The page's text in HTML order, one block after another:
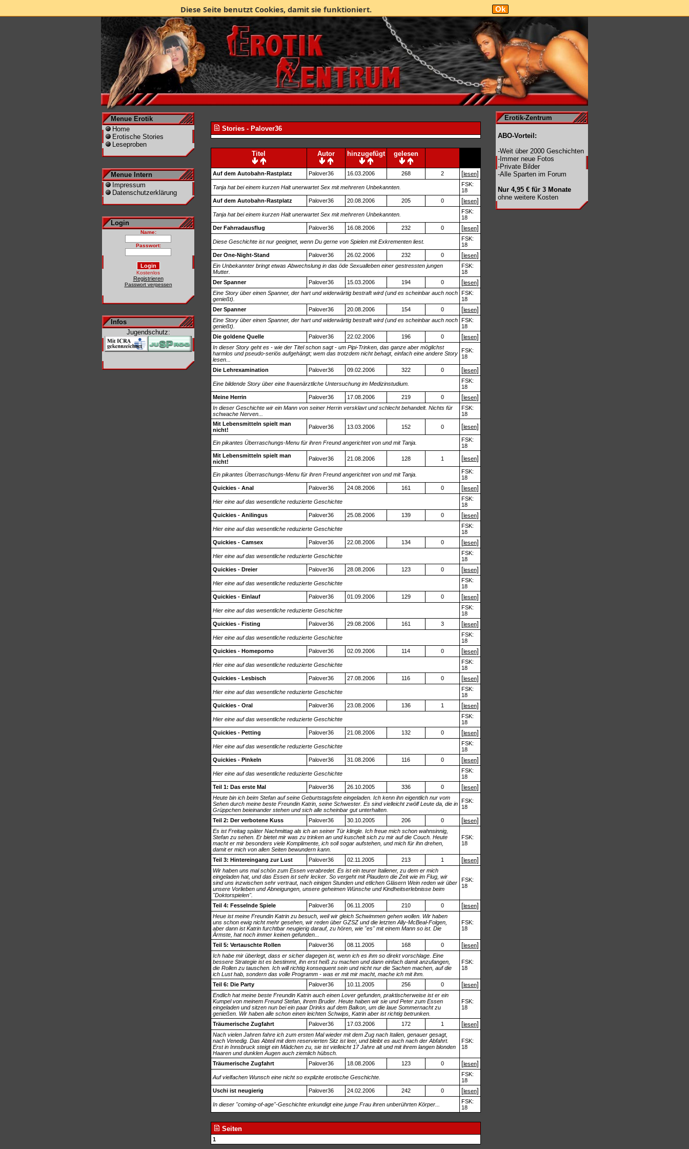
Ok
Diese Seite benutzt Cookies, damit sie funktioniert.
Menue Erotik
Home
Erotische Stories
Leseproben
Menue Intern
Impressum
Datenschutzerklärung
Login
Name:
Passwort:
Kostenlos
Registrieren
Passwort vergessen
Infos
Jugendschutz:
Stories - Palover36
Titel Autor hinzugefügt gelesen
Auf dem Autobahn-Rastplatz Palover36 16.03.2006 268 2 [lesen]
Tanja hat bei einem kurzen Halt unerwartet Sex mit mehreren Unbekannten.
FSK:
18
Auf dem Autobahn-Rastplatz
Palover36 20.08.2006 205 0 [lesen]
Tanja hat bei einem kurzen Halt unerwartet Sex mit mehreren Unbekannten.
FSK:
18
Der Fahrradausflug
Palover36 16.08.2006 232 0 [lesen]
Diese Geschichte ist nur geeignet, wenn Du gerne von Spielen mit Exkrementen liest.
FSK:
18
Der One-Night-Stand
Palover36 26.02.2006 232 0 [lesen]
Ein Unbekannter bringt etwas Abwechslung in das öde Sexualleben einer gestressten jungen
Mutter.
FSK:
18
Der Spanner
Palover36 15.03.2006 194 0 [lesen]
Eine Story über einen Spanner, der hart und widerwärtig bestraft wird (und es scheinbar auch noch
genießt).
FSK:
18
Der Spanner
Palover36 20.08.2006 154 0 [lesen]
Eine Story über einen Spanner, der hart und widerwärtig bestraft wird (und es scheinbar auch noch
genießt).
FSK:
18
Die goldene Quelle
Palover36 22.02.2006 196 0 [lesen]
In dieser Story geht es - wie der Titel schon sagt - um Pipi-Trinken, das ganze aber möglichst
harmlos und pseudo-seriös aufgehängt; wem das trotzdem nicht behagt, einfach eine andere Story
lesen...
FSK:
18
Die Lehrexamination Palover36 09.02.2006 322 0 [lesen]
Eine bildende Story über eine frauenärztliche Untersuchung im Medizinstudium.
FSK:
18
Meine Herrin
Palover36 17.08.2006 219 0 [lesen]
In dieser Geschichte wir ein Mann von seiner Herrin versklavt und schlecht behandelt. Nichts für
schwache Nerven...
FSK:
18
Mit Lebensmitteln spielt man
nicht!
Palover36 13.03.2006 152 0 [lesen]
Ein pikantes Überraschungs-Menu für ihren Freund angerichtet von und mit Tanja.
FSK:
18
Mit Lebensmitteln spielt man
nicht!
Palover36 21.08.2006 128 1 [lesen]
Ein pikantes Überraschungs-Menu für ihren Freund angerichtet von und mit Tanja.
FSK:
18
Quickies - Anal
Palover36 24.08.2006 161 0 [lesen]
Hier eine auf das wesentliche reduzierte Geschichte
FSK:
18
Quickies - Anilingus
Palover36 25.08.2006 139 0 [lesen]
Hier eine auf das wesentliche reduzierte Geschichte
FSK:
18
Quickies - Camsex
Palover36 22.08.2006 134 0 [lesen]
Hier eine auf das wesentliche reduzierte Geschichte
FSK:
18
Quickies - Dreier
Palover36 28.08.2006 123 0 [lesen]
Hier eine auf das wesentliche reduzierte Geschichte
FSK:
18
Quickies - Einlauf
Palover36 01.09.2006 129 0 [lesen]
Hier eine auf das wesentliche reduzierte Geschichte
FSK:
18
Quickies - Fisting
Palover36 29.08.2006 161 3 [lesen]
Hier eine auf das wesentliche reduzierte Geschichte
FSK:
18
Quickies - Homeporno
Palover36 02.09.2006 114 0 [lesen]
Hier eine auf das wesentliche reduzierte Geschichte
FSK:
18
Quickies - Lesbisch
Palover36 27.08.2006 116 0 [lesen]
Hier eine auf das wesentliche reduzierte Geschichte
FSK:
18
Quickies - Oral
Palover36 23.08.2006 136 1 [lesen]
Hier eine auf das wesentliche reduzierte Geschichte
FSK:
18
Quickies - Petting
Palover36 21.08.2006 132 0 [lesen]
Hier eine auf das wesentliche reduzierte Geschichte
FSK:
18
Quickies - Pinkeln
Palover36 31.08.2006 116 0 [lesen]
Hier eine auf das wesentliche reduzierte Geschichte
FSK:
18
Teil 1: Das erste Mal
Palover36 26.10.2005 336 0 [lesen]
Heute bin ich beim Stefan auf seine Geburtstagsfete eingeladen. Ich kenn ihn eigentlich nur vom
Sehen durch meine beste Freundin Katrin, seine Schwester. Es sind vielleicht zwölf Leute da, die in
Grüppchen beieinander stehen und sich alle scheinbar gut unterhalten.
FSK:
18
Teil 2: Der verbotene Kuss Palover36 30.10.2005 206 0 [lesen]
Es ist Freitag später Nachmittag als ich an seiner Tür klingle. Ich freue mich schon wahnsinnig,
Stefan zu sehen. Er bietet mir was zu trinken an und kuschelt sich zu mir auf die Couch. Heute
macht er mir besonders viele Komplimente, ich soll sogar aufstehen, und mich für ihn drehen,
damit er mich von allen Seiten bewundern kann.
FSK:
18
Teil 3: Hintereingang zur Lust Palover36 02.11.2005 213 1 [lesen]
Wir haben uns mal schön zum Essen verabredet. Es ist ein teurer Italiener, zu dem er mich
eingeladen hat, und das Essen ist sehr lecker. So vergeht mit Plaudern die Zeit wie im Flug, wir
sind uns inzwischen sehr vertraut, nach einigen Stunden und etlichen Gläsern Wein reden wir über
unsere Vorlieben und Abneigungen, unsere geheimen Wünsche und Kindheitserlebnisse beim
"Doktorspielen".
FSK:
18
Teil 4: Fesselnde Spiele Palover36 06.11.2005 210 0 [lesen]
Heue ist meine Freundin Katrin zu besuch, weil wir gleich Schwimmen gehen wollen. Wir haben
uns schon ewig nicht mehr gesehen, wir reden über GZSZ und die letzten Ally-McBeal-Folgen,
aber dann ist Katrin furchtbar neugierig darauf, zu hören, wie "es" mit einem Mann so ist. Die
Ärmste, hat noch immer keinen gefunden...
FSK:
18
Teil 5: Vertauschte Rollen Palover36 08.11.2005 168 0 [lesen]
Ich habe mir überlegt, dass er sicher dagegen ist, wenn ich es ihm so direkt vorschlage. Eine
bessere Strategie ist es bestimmt, ihn erst heiß zu machen und dann einfach damit anzufangen,
die Rollen zu tauschen. Ich will richtig konsequent sein und nicht nur die Sachen machen, auf die
ich Lust hab, sondern das volle Programm - was er mit mir macht, mache ich mit ihm.
FSK:
18
Teil 6: Die Party Palover36 10.11.2005 256 0 [lesen]
Endlich hat meine beste Freundin Katrin auch einen Lover gefunden, praktischerweise ist er ein
Kumpel von meinem Freund Stefan, ihrem Bruder. Heute haben wir sie und Peter zum Essen
eingeladen und sitzen nun bei ein paar Drinks auf dem Balkon, um die laue Sommernacht zu
genießen. Wir haben alle schon einen leichten Schwips, Katrin aber ist richtig betrunken.
FSK:
18
Träumerische Zugfahrt Palover36 17.03.2006 172 1 [lesen]
Nach vielen Jahren fahre ich zum ersten Mal wieder mit dem Zug nach Italien, genauer gesagt,
nach Venedig. Das Abteil mit dem reservierten Sitz ist leer, und bleibt es auch nach der Abfahrt.
Erst in Innsbruck steigt ein Mädchen zu, sie ist vielleicht 17 Jahre alt und mit ihrem langen blonden
Haaren und dunklen Augen auch ziemlich hübsch.
FSK:
18
Träumerische Zugfahrt Palover36 18.08.2006 123 0 [lesen]
Auf vielfachen Wunsch eine nicht so explizite erotische Geschichte.
FSK:
18
Uschi ist neugierig
Palover36 24.02.2006 242 0 [lesen]
In dieser "coming-of-age"-Geschichte erkundigt eine junge Frau ihren unberührten Körper...
FSK:
18
Seiten
1
Erotik-Zentrum
ABO-Vorteil:
-Weit über 2000 Geschichten
-Immer neue Fotos
-Private Bilder
-Alle Sparten im Forum
Nur 4,95 € für 3 Monate
ohne weitere Kosten